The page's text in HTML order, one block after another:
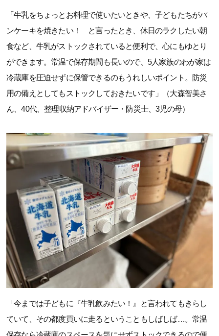
「牛乳をちょっとお料理で使いたいときや、子どもたちがパ
ンケーキを焼きたい！ と言ったとき、休日のラクしたい朝
食など、牛乳がストックされていると便利で、心にもゆとり
ができます。常温で保存期間も長いので、5人家族のわが家は
冷蔵庫を圧迫せずに保管できるのもうれしいポイント。防災
用の備えとしてもストックしておきたいです」（大森智美さ
ん、40代、整理収納アドバイザー・防災士、3児の母）
「今までは子どもに『牛乳飲みたい！』と言われてもきらし
ていて、その都度買いに走るということもしばしば…。常温